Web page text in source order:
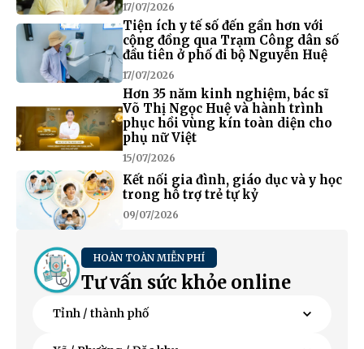
17/07/2026
Tiện ích y tế số đến gần hơn với
cộng đồng qua Trạm Công dân số
đầu tiên ở phố đi bộ Nguyễn Huệ
17/07/2026
Hơn 35 năm kinh nghiệm, bác sĩ
Võ Thị Ngọc Huệ và hành trình
phục hồi vùng kín toàn diện cho
phụ nữ Việt
15/07/2026
Kết nối gia đình, giáo dục và y học
trong hỗ trợ trẻ tự kỷ
09/07/2026
HOÀN TOÀN MIỄN PHÍ
Tư vấn sức khỏe online